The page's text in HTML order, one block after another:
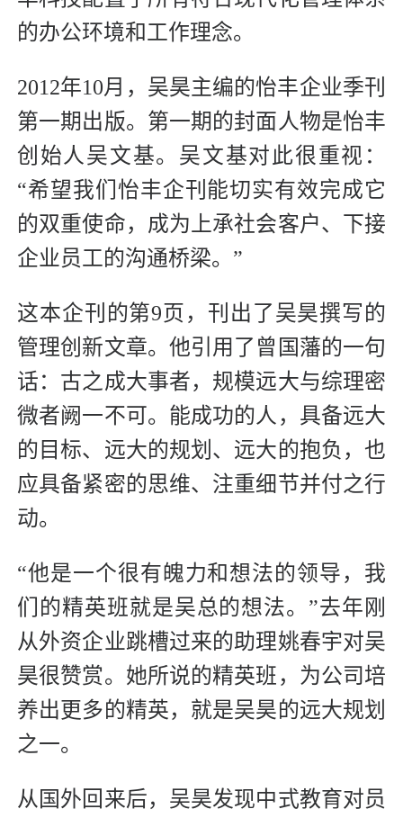
的办公环境和工作理念。
2012年10月，吴昊主编的怡丰企业季刊
第一期出版。第一期的封面人物是怡丰
创始人吴文基。吴文基对此很重视：
“希望我们怡丰企刊能切实有效完成它
的双重使命，成为上承社会客户、下接
企业员工的沟通桥梁。”
这本企刊的第9页，刊出了吴昊撰写的
管理创新文章。他引用了曾国藩的一句
话：古之成大事者，规模远大与综理密
微者阙一不可。能成功的人，具备远大
的目标、远大的规划、远大的抱负，也
应具备紧密的思维、注重细节并付之行
动。
“他是一个很有魄力和想法的领导，我
们的精英班就是吴总的想法。”去年刚
从外资企业跳槽过来的助理姚春宇对吴
昊很赞赏。她所说的精英班，为公司培
养出更多的精英，就是吴昊的远大规划
之一。
从国外回来后，吴昊发现中式教育对员